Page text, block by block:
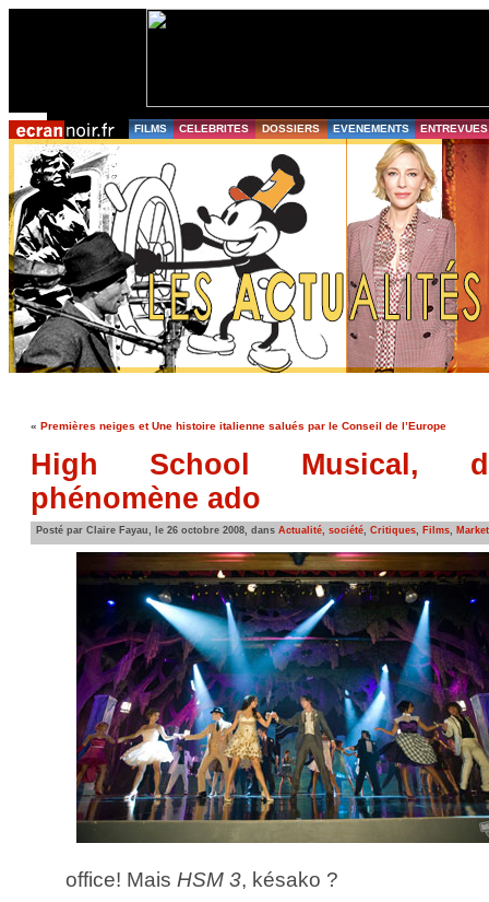
FILMS CELEBRITES DOSSIERS EVENEMENTS ENTREVUES
« Premières neiges et Une histoire italienne salués par le Conseil de l’Europe
High School Musical,
phénomène ado
Posté par Claire Fayau, le 26 octobre 2008, dans Actualité, société, Critiques, Films,
office! Mais HSM 3, késako ?